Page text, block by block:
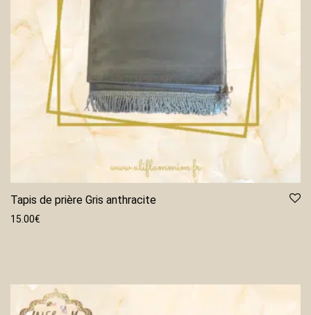
Tapis de prière Gris anthracite
15.00€